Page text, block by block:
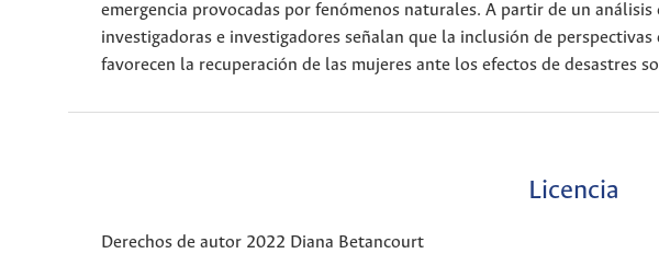
emergencia provocadas por fenómenos naturales. A partir de un
investigadoras e investigadores señalan que la inclusión de
favorecen la recuperación de las mujeres ante los efectos de desastres
Licencia
Derechos de autor 2022 Diana Betancourt